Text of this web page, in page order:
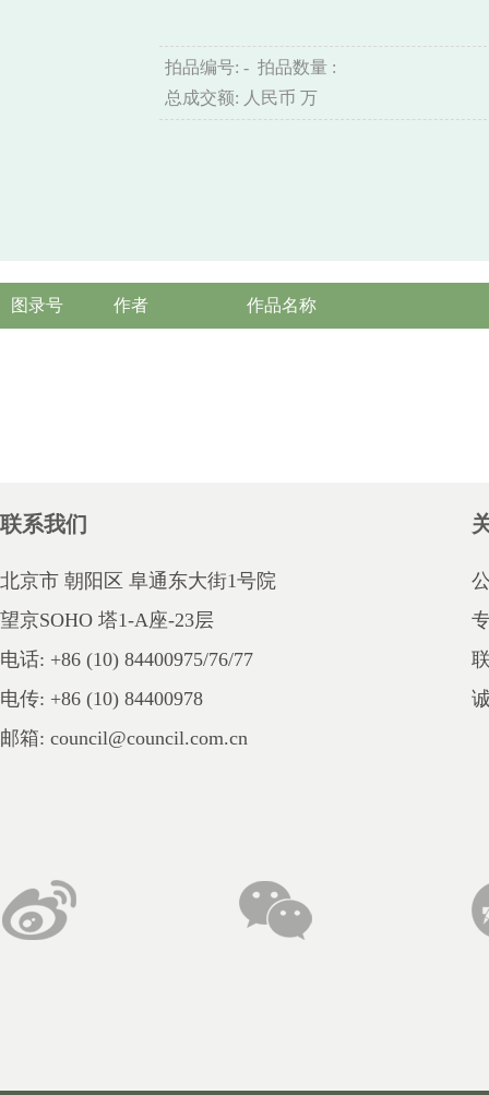
拍品编号: - 拍品数量 :
总成交额: 人民币 万
图录号 作者 作品名称
联系我们
北京市 朝阳区 阜通东大街1号院
望京SOHO 塔1-A座-23层
电话: +86 (10) 84400975/76/77
电传: +86 (10) 84400978
邮箱: council@council.com.cn